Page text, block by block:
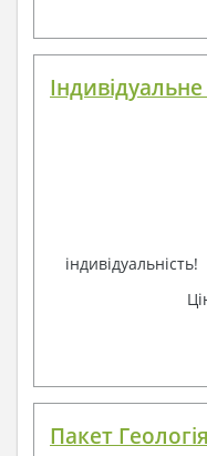
індивідуальність!
Пакет Геологія